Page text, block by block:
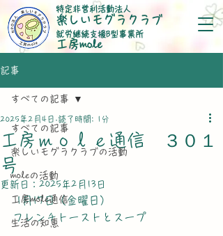
特定非営利活動法人
楽しいモグラクラブ
就労継続支援B型事業所
​工房mole
記事
すべての記事
楽しいモグラクラブの活動
moleの活動
工房mole通信
生活の知恵
すべての記事
工房ｍｏｌｅ通信 ３０１
号
2025年2月4日 読了時間: 1分
更新日： 2025年2月13日
1月17日（金曜日）
フレンチトーストとスープ